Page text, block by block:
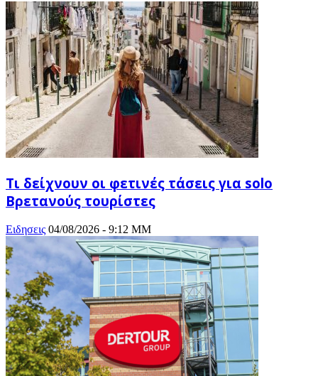
Τι δείχνουν οι φετινές τάσεις για solo
Βρετανούς τουρίστες
Ειδησεις 04/08/2026 - 9:12 ΜΜ